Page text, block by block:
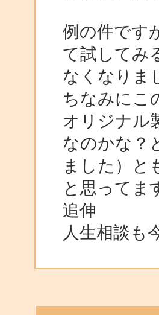
例の件です
て試してみ
なくなりま
ちなみにこ
オリジナル
なのかな？
ました）と
と思ってま
追伸
人生相談も